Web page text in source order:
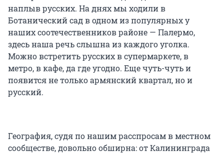
наплыв русских. На днях мы ходили в
Ботанический сад в одном из популярных у
наших соотечественников районе — Палермо,
здесь наша речь слышна из каждого уголка.
Можно встретить русских в супермаркете, в
метро, в кафе, да где угодно. Еще чуть-чуть и
появится не только армянский квартал, но и
русский.
География, судя по нашим расспросам в местном
сообществе, довольно обширна: от Калининграда